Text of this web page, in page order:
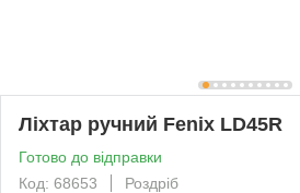
Ліхтар ручний Fenix LD45R
Готово до відправки
Код: 68653
Роздріб